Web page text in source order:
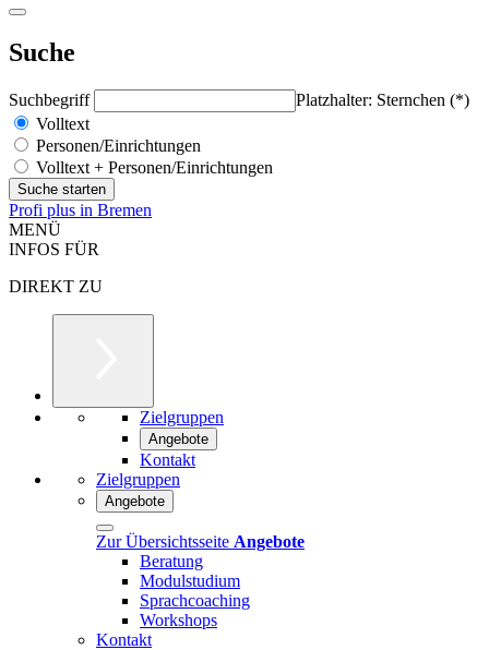
Suche
Suchbegriff
Platzhalter: Sternchen (*)
Volltext
Personen/Einrichtungen
Volltext + Personen/Einrichtungen
Profi plus in Bremen
MENÜ
INFOS FÜR
DIREKT ZU
Zielgruppen
Angebote
Kontakt
Zielgruppen
Angebote
Zur Übersichtsseite Angebote
Beratung
Modulstudium
Sprachcoaching
Workshops
Kontakt